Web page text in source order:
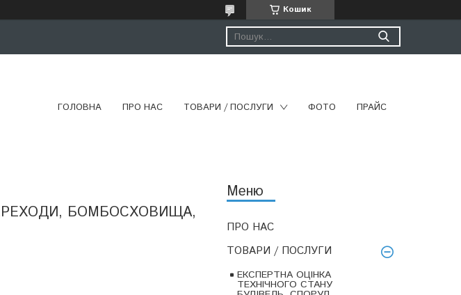
Кошик
ГОЛОВНА ПРО НАС ТОВАРИ / ПОСЛУГИ ФОТО ПРАЙС
ПРО НАС
ТОВАРИ / ПОСЛУГИ
ЕКСПЕРТНА ОЦІНКА
ТЕХНІЧНОГО СТАНУ
БОМБОСХОВИЩА,